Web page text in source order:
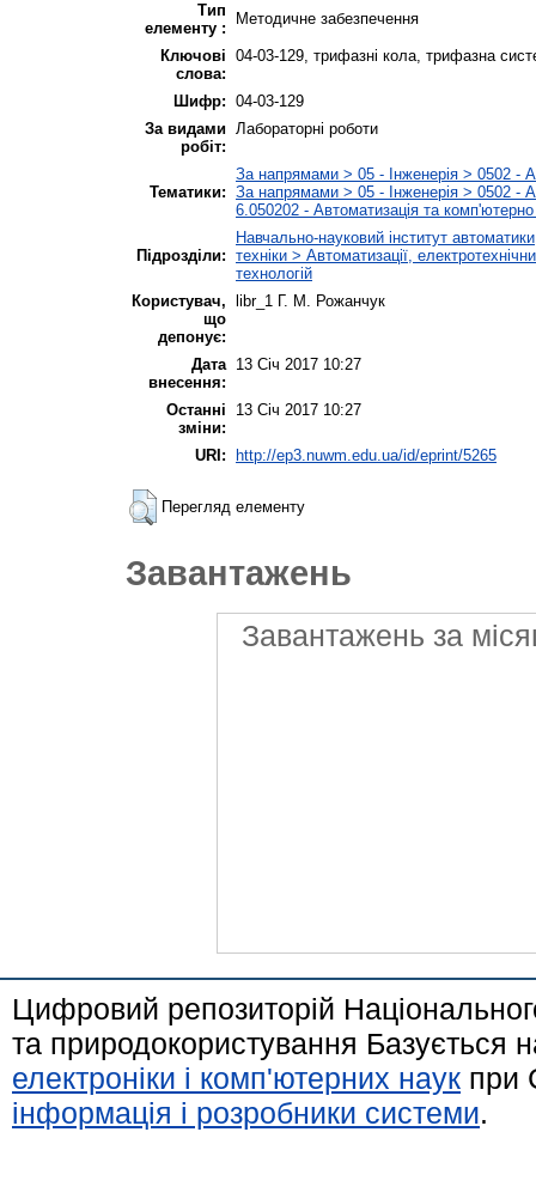
Тип
елементу :
Методичне забезпечення
Ключові
слова:
04-03-129, трифазні кола, трифазна
Шифр: 04-03-129
За видами
робіт:
Лабораторні роботи
Тематики:
За напрямами > 05 - Інженерія > 0502 -
За напрямами > 05 - Інженерія > 0502 -
6.050202 - Автоматизація та комп'ютерно
Підрозділи:
Навчально-науковий інститут
техніки > Автоматизації,
технологій
Користувач,
що
депонує:
libr_1 Г. М. Рожанчук
Дата
внесення:
13 Січ 2017 10:27
Останні
зміни:
13 Січ 2017 10:27
URI: http://ep3.nuwm.edu.ua/id/eprint/5265
Перегляд елементу
Завантажень
Завантажень за
Цифровий репозиторій
та природокористування Базується
електроніки і комп'ютерних наук при
інформація і розробники системи.